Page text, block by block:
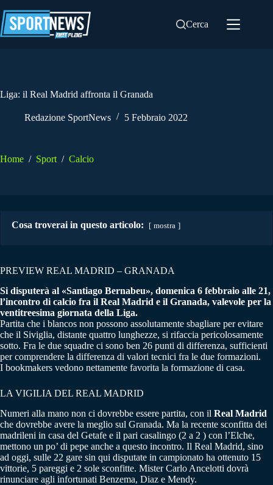
al
contenuto
Cerca
Liga: il Real Madrid affronta il Granada
Redazione SportNews 5 Febbraio 2022
Home / Sport / Calcio
Cosa troverai in questo articolo: mostra
PREVIEW REAL MADRID – GRANADA
Si disputerà al «Santiago Bernabeu», domenica 6 febbraio alle 21,
l’incontro di calcio fra il Real Madrid e il Granada, valevole per la
ventitreesima giornata della Liga.
Partita che i blancos non possono assolutamente sbagliare per evitare
che il Siviglia, distante quattro lunghezze, si rifaccia pericolosamente
sotto. Fra le due squadre ci sono ben 26 punti di differenza, sufficienti
per comprendere la differenza di valori tecnici fra le due formazioni.
I bookmakers vedono nettamente favorita la formazione di casa.
LA VIGILIA DEL REAL MADRID
Numeri alla mano non ci dovrebbe essere partita, con il Real Madrid
che dovrebbe avere la meglio sul Granada. Ma la recente sconfitta dei
madrileni in casa del Getafe e il pari casalingo (2 a 2 ) con l’Elche,
mettono un po’ di pepe anche a questo incontro. Il Real Madrid, sino
ad oggi, sulle 22 gare sin qui disputate in campionato ha ottenuto 15
vittorie, 5 pareggi e 2 sole sconfitte. Mister Carlo Ancelotti dovrà
rinunciare agli infortunati Benzema, Diaz e Mendy.